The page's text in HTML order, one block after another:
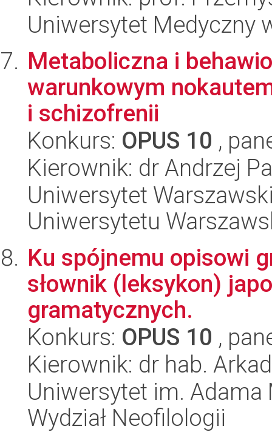
Uniwersytet Medyczny
Metaboliczna i
warunkowym
i schizofrenii
Konkurs: OPUS 10 ,
Kierownik: dr Andrzej
Uniwersytet
Uniwersytetu
Ku spójnemu opisowi
słownik (leksykon)
gramatycznych.
Konkurs: OPUS 10 ,
Kierownik: dr hab.
Uniwersytet im.
Wydział Neofilologii